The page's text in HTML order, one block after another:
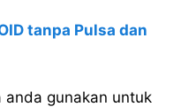
tanpa Pulsa dan
anda gunakan untuk